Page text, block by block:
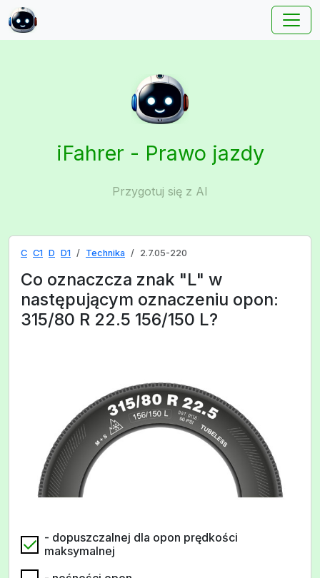
iFahrer - Prawo jazdy
Przygotuj się z AI
C C1 D D1 Technika 2.7.05-220
Co oznaczcza znak "L" w
następującym oznaczeniu opon:
315/80 R 22.5 156/150 L?
- dopuszczalnej dla opon prędkości
maksymalnej